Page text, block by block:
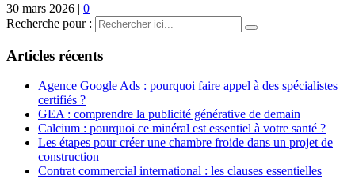
30 mars 2026 | 0
Recherche pour :
Articles récents
Agence Google Ads : pourquoi faire appel à des spécialistes
certifiés ?
GEA : comprendre la publicité générative de demain
Calcium : pourquoi ce minéral est essentiel à votre santé ?
Les étapes pour créer une chambre froide dans un projet de
construction
Contrat commercial international : les clauses essentielles